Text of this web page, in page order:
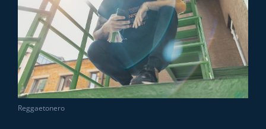
Reggaetonero